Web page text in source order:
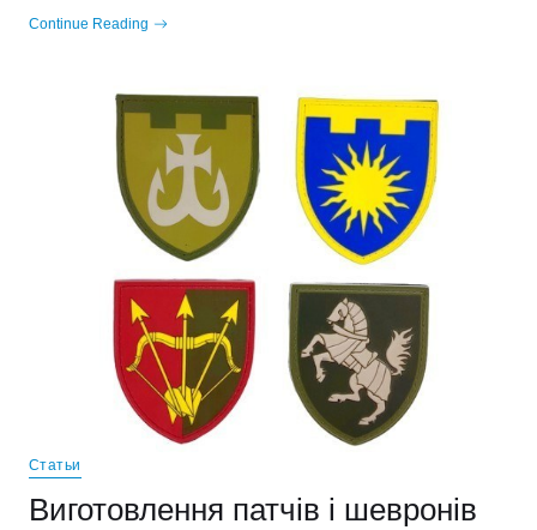
Continue Reading
Статьи
Виготовлення патчів і шевронів